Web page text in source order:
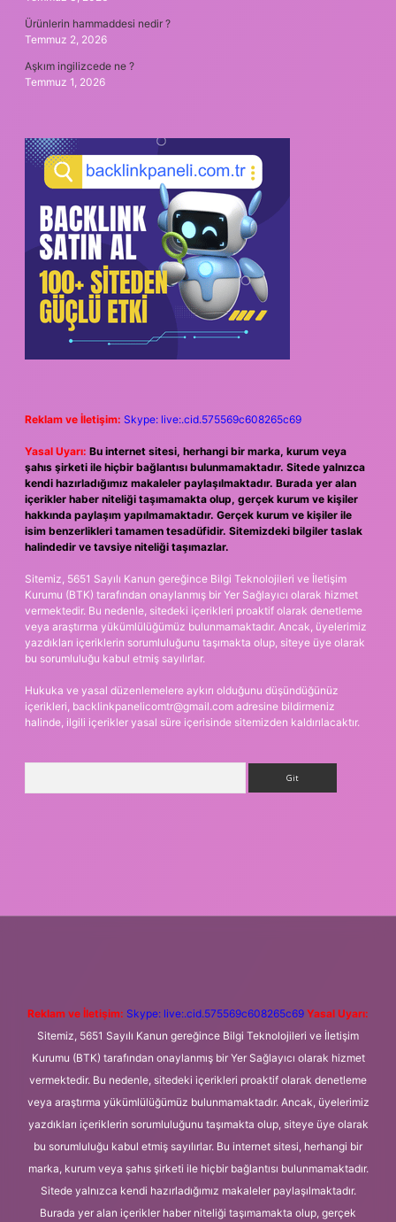
Ürünlerin hammaddesi nedir ?
Temmuz 2, 2026
Aşkım ingilizcede ne ?
Temmuz 1, 2026
Reklam ve İletişim: Skype: live:.cid.575569c608265c69
Yasal Uyarı: Bu internet sitesi, herhangi bir marka, kurum veya
şahıs şirketi ile hiçbir bağlantısı bulunmamaktadır. Sitede yalnızca
kendi hazırladığımız makaleler paylaşılmaktadır. Burada yer alan
içerikler haber niteliği taşımamakta olup, gerçek kurum ve kişiler
hakkında paylaşım yapılmamaktadır. Gerçek kurum ve kişiler ile
isim benzerlikleri tamamen tesadüfidir. Sitemizdeki bilgiler taslak
halindedir ve tavsiye niteliği taşımazlar.
Sitemiz, 5651 Sayılı Kanun gereğince Bilgi Teknolojileri ve İletişim
Kurumu (BTK) tarafından onaylanmış bir Yer Sağlayıcı olarak hizmet
vermektedir. Bu nedenle, sitedeki içerikleri proaktif olarak denetleme
veya araştırma yükümlülüğümüz bulunmamaktadır. Ancak, üyelerimiz
yazdıkları içeriklerin sorumluluğunu taşımakta olup, siteye üye olarak
bu sorumluluğu kabul etmiş sayılırlar.
Hukuka ve yasal düzenlemelere aykırı olduğunu düşündüğünüz
içerikleri, backlinkpanelicomtr@gmail.com adresine bildirmeniz
halinde, ilgili içerikler yasal süre içerisinde sitemizden kaldırılacaktır.
Reklam ve İletişim: Skype: live:.cid.575569c608265c69 Yasal Uyarı:
Sitemiz, 5651 Sayılı Kanun gereğince Bilgi Teknolojileri ve İletişim
Kurumu (BTK) tarafından onaylanmış bir Yer Sağlayıcı olarak hizmet
vermektedir. Bu nedenle, sitedeki içerikleri proaktif olarak denetleme
veya araştırma yükümlülüğümüz bulunmamaktadır. Ancak, üyelerimiz
yazdıkları içeriklerin sorumluluğunu taşımakta olup, siteye üye olarak
bu sorumluluğu kabul etmiş sayılırlar. Bu internet sitesi, herhangi bir
marka, kurum veya şahıs şirketi ile hiçbir bağlantısı bulunmamaktadır.
Sitede yalnızca kendi hazırladığımız makaleler paylaşılmaktadır.
Burada yer alan içerikler haber niteliği taşımamakta olup, gerçek